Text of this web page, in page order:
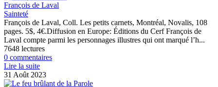
François de Laval
Sainteté
François de Laval, Coll. Les petits carnets, Montréal, Novalis, 108
pages. 5$, 4€.Diffusion en Europe: Éditions du Cerf François de
Laval compte parmi les personnages illustres qui ont marqué l’h...
7648 lectures
0 commentaires
Lire la suite
31 Août 2023